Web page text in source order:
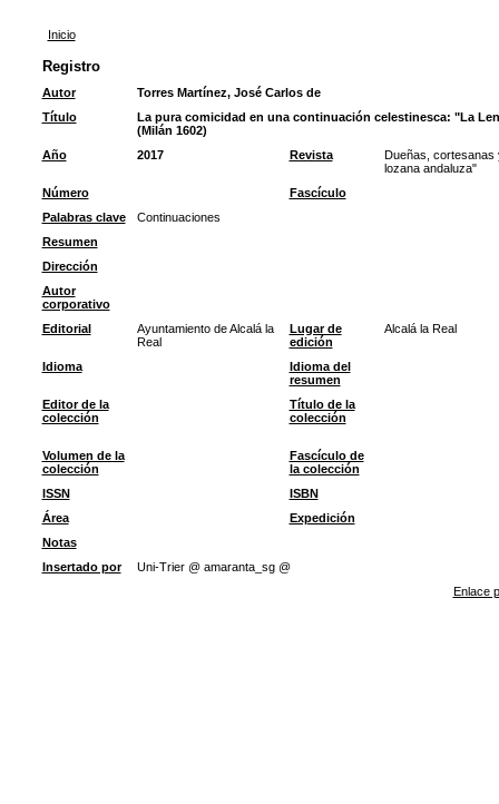
Inicio
Registro
Autor
Torres Martínez, José Carlos de
Título
La pura comicidad en una continuación celestinesca: "La
(Milán 1602)
Año
2017 Revista
Dueñas, cortesanas
lozana andaluza"
Número
Fascículo
Palabras clave
Continuaciones
Resumen
Dirección
Autor
corporativo
Editorial
Ayuntamiento de Alcalá la
Real
Lugar de
edición
Alcalá la Real
Idioma
Idioma del
resumen
Editor de la
colección
Título de la
colección
Volumen de la
colección
Fascículo de
la colección
ISSN
ISBN
Área
Expedición
Notas
Insertado por
Uni-Trier @ amaranta_sg @
Enlace